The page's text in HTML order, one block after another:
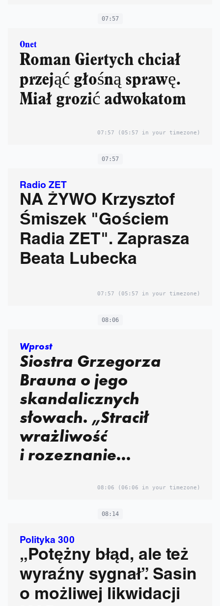
07:57
Onet
Roman Giertych chciał
przejąć głośną sprawę.
Miał grozić adwokatom
07:57 (05:57 in your timezone)
07:57
Radio ZET
NA ŻYWO Krzysztof
Śmiszek "Gościem
Radia ZET". Zaprasza
Beata Lubecka
07:57 (05:57 in your timezone)
08:06
Wprost
Siostra Grzegorza
Brauna o jego
skandalicznych
słowach. „Stracił
wrażliwość
i rozeznanie
08:06 (06:06 in your timezone)
08:14
Polityka 300
„Potężny błąd, ale też
wyraźny sygnał”. Sasin
o możliwej likwidacji